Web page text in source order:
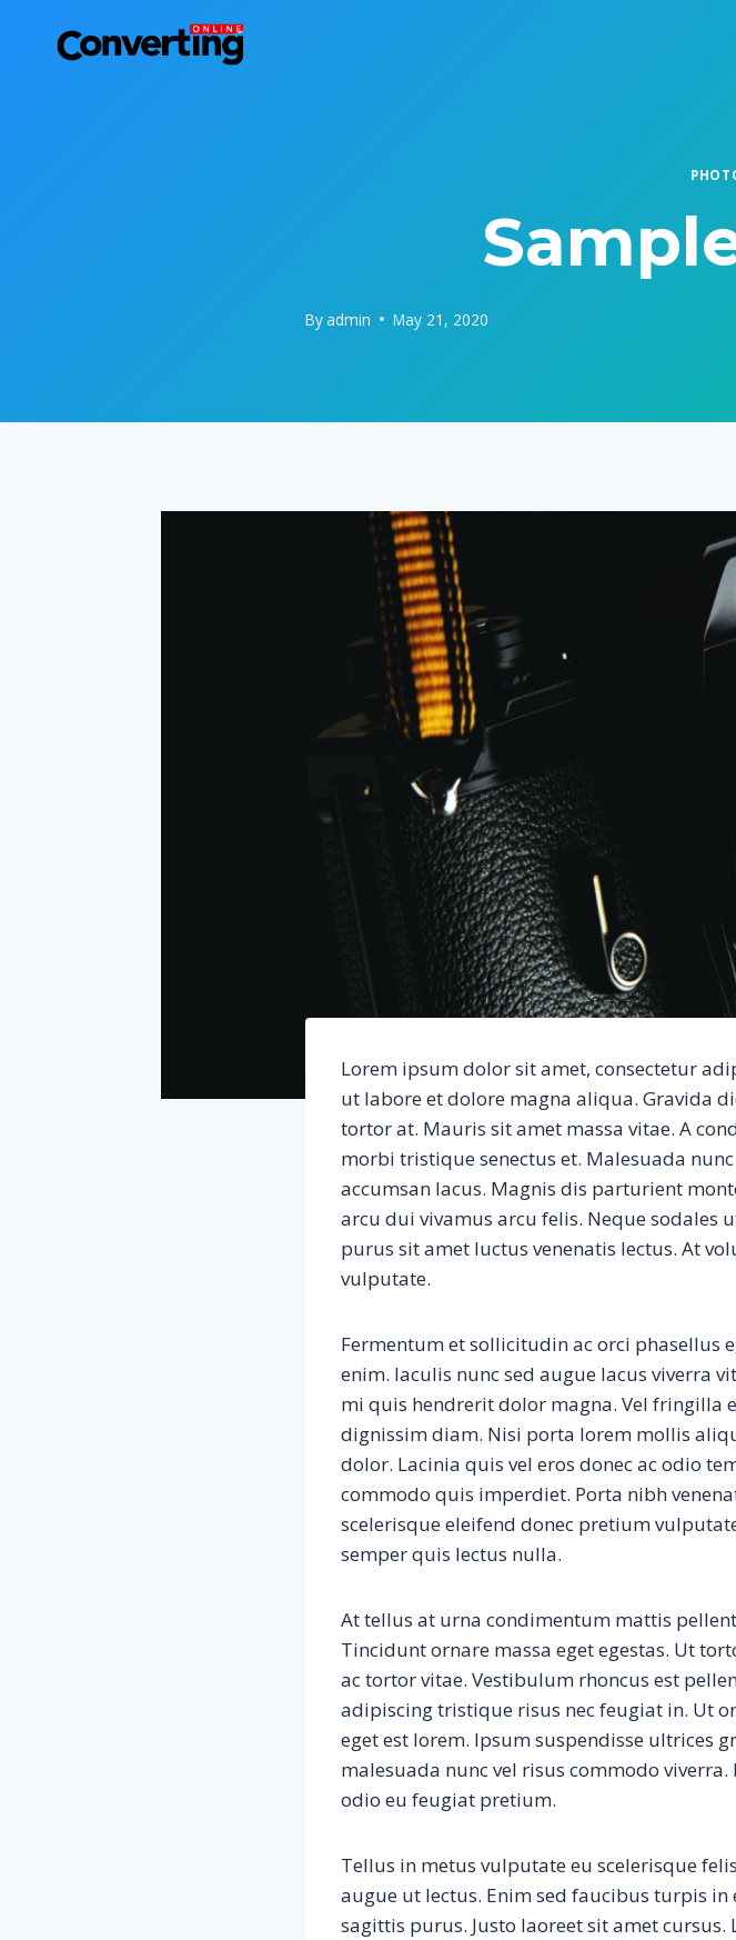
Byadmin May 21, 2020
Lorem ipsum dolor sit amet, consectetur
ut labore et dolore magna aliqua. Gravida
tortor at. Mauris sit amet massa vitae. A
morbi tristique senectus et. Malesuada
accumsan lacus. Magnis dis parturient
arcu dui vivamus arcu felis. Neque
purus sit amet luctus venenatis lectus. At
vulputate.
Fermentum et sollicitudin ac orci phasellus
enim. Iaculis nunc sed augue lacus viverra
mi quis hendrerit dolor magna. Vel fringilla
dignissim diam. Nisi porta lorem mollis
dolor. Lacinia quis vel eros donec ac odio
commodo quis imperdiet. Porta nibh
scelerisque eleifend donec pretium
semper quis lectus nulla.
At tellus at urna condimentum mattis
Tincidunt ornare massa eget egestas. Ut
ac tortor vitae. Vestibulum rhoncus est
adipiscing tristique risus nec feugiat in. Ut
eget est lorem. Ipsum suspendisse ultrices
malesuada nunc vel risus commodo
odio eu feugiat pretium.
Tellus in metus vulputate eu scelerisque
augue ut lectus. Enim sed faucibus turpis
sagittis purus. Justo laoreet sit amet